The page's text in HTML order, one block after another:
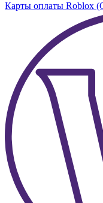
Карты оплаты Roblox